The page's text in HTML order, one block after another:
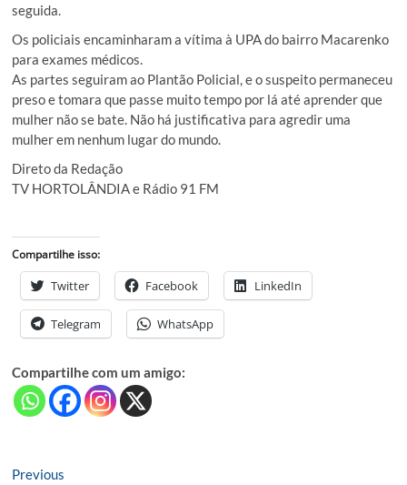
seguida.
Os policiais encaminharam a vítima à UPA do bairro Macarenko
para exames médicos.
As partes seguiram ao Plantão Policial, e o suspeito permaneceu
preso e tomara que passe muito tempo por lá até aprender que
mulher não se bate. Não há justificativa para agredir uma
mulher em nenhum lugar do mundo.
Direto da Redação
TV HORTOLÂNDIA e Rádio 91 FM
Compartilhe isso:
Twitter Facebook LinkedIn
Telegram WhatsApp
Compartilhe com um amigo:
Navegação
Previous